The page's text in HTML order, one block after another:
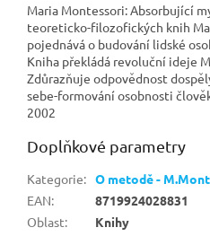
Maria Montessori: Absorbující
teoreticko-filozofických knih
pojednává o budování lidské
Kniha překládá revoluční ideje
Zdůrazňuje odpovědnost
sebe-formování osobnosti
2002
Doplňkové parametry
Kategorie: O metodě -
EAN:
8719924028831
Oblast: Knihy